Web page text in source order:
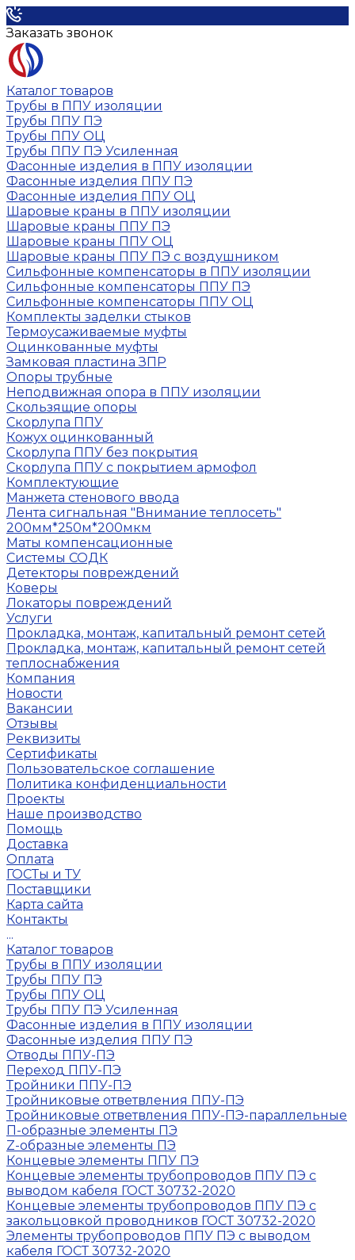
Заказать звонок
Каталог товаров
Трубы в ППУ изоляции
Трубы ППУ ПЭ
Трубы ППУ ОЦ
Трубы ППУ ПЭ Усиленная
Фасонные изделия в ППУ изоляции
Фасонные изделия ППУ ПЭ
Фасонные изделия ППУ ОЦ
Шаровые краны в ППУ изоляции
Шаровые краны ППУ ПЭ
Шаровые краны ППУ ОЦ
Шаровые краны ППУ ПЭ с воздушником
Сильфонные компенсаторы в ППУ изоляции
Сильфонные компенсаторы ППУ ПЭ
Сильфонные компенсаторы ППУ ОЦ
Комплекты заделки стыков
Термоусаживаемые муфты
Оцинкованные муфты
Замковая пластина ЗПР
Опоры трубные
Неподвижная опора в ППУ изоляции
Скользящие опоры
Скорлупа ППУ
Кожух оцинкованный
Скорлупа ППУ без покрытия
Скорлупа ППУ с покрытием армофол
Комплектующие
Манжета стенового ввода
Лента сигнальная "Внимание теплосеть"
200мм*250м*200мкм
Маты компенсационные
Системы СОДК
Детекторы повреждений
Коверы
Локаторы повреждений
Услуги
Прокладка, монтаж, капитальный ремонт сетей
Прокладка, монтаж, капитальный ремонт сетей
теплоснабжения
Компания
Новости
Вакансии
Отзывы
Реквизиты
Сертификаты
Пользовательское соглашение
Политика конфиденциальности
Проекты
Наше производство
Помощь
Доставка
Оплата
ГОСТы и ТУ
Поставщики
Карта сайта
Контакты
...
Каталог товаров
Трубы в ППУ изоляции
Трубы ППУ ПЭ
Трубы ППУ ОЦ
Трубы ППУ ПЭ Усиленная
Фасонные изделия в ППУ изоляции
Фасонные изделия ППУ ПЭ
Отводы ППУ-ПЭ
Переход ППУ-ПЭ
Тройники ППУ-ПЭ
Тройниковые ответвления ППУ-ПЭ
Тройниковые ответвления ППУ-ПЭ-параллельные
П-образные элементы ПЭ
Z-образные элементы ПЭ
Концевые элементы ППУ ПЭ
Концевые элементы трубопроводов ППУ ПЭ с
выводом кабеля ГОСТ 30732-2020
Концевые элементы трубопроводов ППУ ПЭ с
закольцовкой проводников ГОСТ 30732-2020
Элементы трубопроводов ППУ ПЭ с выводом
кабеля ГОСТ 30732-2020